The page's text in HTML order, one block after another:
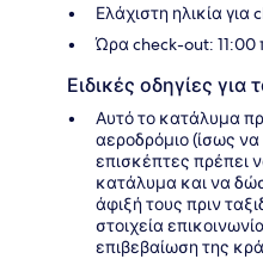
Ελάχιστη ηλικία για
Ώρα check-out: 11:00
Ειδικές οδηγίες για
Αυτό το κατάλυμα
αεροδρόμιο (ίσως
επισκέπτες πρέπει
κατάλυμα και να
άφιξή τους πριν
στοιχεία
επιβεβαίωση της